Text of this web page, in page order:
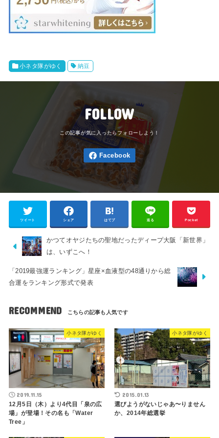
小ネタ隊がゆく 納豆
FOLLOW
ツイート シェア はてブ 送る Pocket
かつてオヤジたちの聖地だったディープ大阪「新世界」
は、いずこへ！
「2019最強運ランキング」星座×血液型の48通りから総
合運をランキング形式で発表
RECOMMEND
小ネタ隊がゆく
2019.11.15
12月5日（木）より4代目「泉の広
場」が登場！その名も「Water
Tree」
小ネタ隊がゆく
2015.01.13
選びようがないじゃあ〜りません
か、2014年総選挙